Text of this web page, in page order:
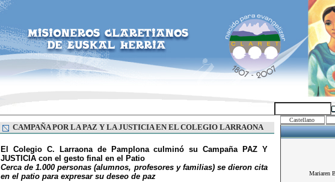
CAMPAÑA POR LA PAZ Y LA JUSTICIA EN EL COLEGIO LARRAONA
El Colegio C. Larraona de Pamplona culminó su Campaña PAZ Y
JUSTICIA con el gesto final en el Patio
Cerca de 1.000 personas (alumnos, profesores y familias) se dieron cita
en el patio para expresar su deseo de paz
Castellano
Mariaren